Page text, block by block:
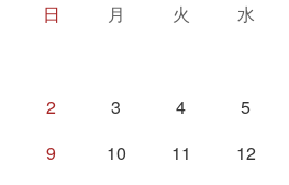
日 月 火 水
2
3 4 5
9
10 11 12